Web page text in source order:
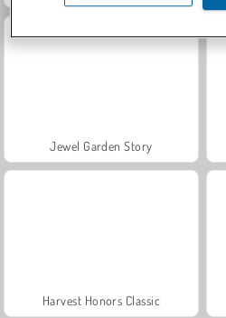
Jewel Garden Story
Harvest Honors Classic